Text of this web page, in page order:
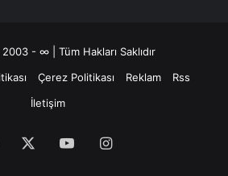
- ∞ | Tüm Hakları Saklıdır
Çerez Politikası Reklam
Rss
İletişim
Facebook YouTubeInstagram